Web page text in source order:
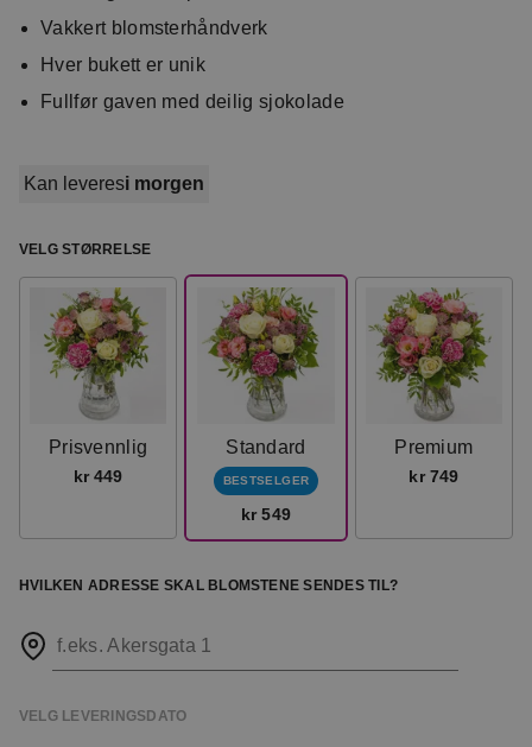
Vakkert blomsterhåndverk
Hver bukett er unik
Fullfør gaven med deilig sjokolade
Kan leveresi morgen
VELG STØRRELSE
Prisvennlig
kr 449
Standard
BESTSELGER
kr 549
Premium
kr 749
HVILKEN ADRESSE SKAL BLOMSTENE SENDES TIL?
f.eks. Akersgata 1
VELG LEVERINGSDATO